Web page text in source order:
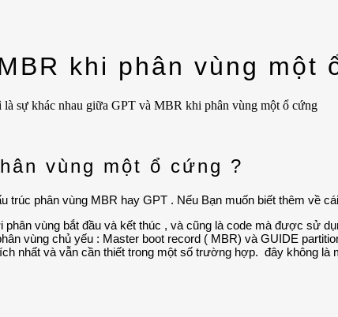
khi phân vùng một
là sự khác nhau giữa GPT và MBR khi phân vùng một ổ cứng
vùng một ổ cứng ?
phân vùng MBR hay GPT . Nếu Bạn muốn biết thêm về
vùng bắt đầu và kết thúc , và cũng là code mà được sử
vùng chủ yếu : Master boot record ( MBR) và GUIDE
nhất và vẫn cần thiết trong một số trường hợp. đây không là